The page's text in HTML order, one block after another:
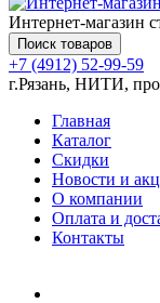
Интернет-магазин
Поиск товаров
+7 (4912) 52-99-59
г.Рязань, НИТИ,
Главная
Каталог
Скидки
Новости и
О компании
Оплата и
Контакты